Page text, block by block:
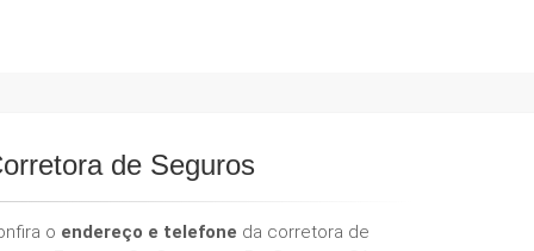
de Seguros
o endereço e telefone da corretora de